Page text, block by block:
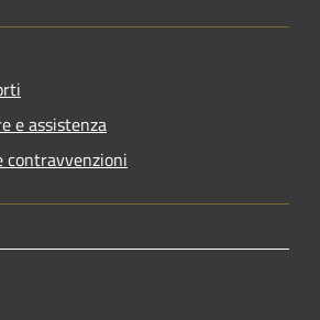
e assistenza
contravvenzioni